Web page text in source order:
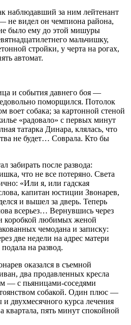
наблюдавший за ним лейтенант
не видел он чемпиона района,
было ему до этой мишуры
илетнего мальчишку,
стройки, у черта на рогах,
автомат.
и события давнего боя —
поморщился. Потолок
воет собака; за картонной стеной
«радовало» с первых минут
татарка Динара, клялась, что
не будет… Соврала. Кто бы
забирать после развода:
что не все потеряно. Света
«Или я, или гадская
капитан юстиции Звонарев,
и вышел за дверь. Теперь
всерьез… Вернувшись через
коробкой любимых женой
чемодана и записку:
две недели на адрес матери
на развод.
оказался в съемной
два продавленных кресла
— с пьяницами-соседями
собакой. Один плюс —
двухмесячного курса лечения
квартала, пять минут спокойной